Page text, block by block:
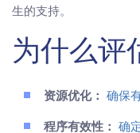
生的支持。
为什么评
资源优化： 确保
程序有效性： 确